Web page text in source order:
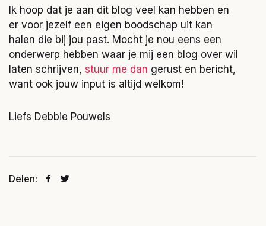
Ik hoop dat je aan dit blog veel kan hebben en
er voor jezelf een eigen boodschap uit kan
halen die bij jou past. Mocht je nou eens een
onderwerp hebben waar je mij een blog over wil
laten schrijven, stuur me dan gerust en bericht,
want ook jouw input is altijd welkom!
Liefs Debbie Pouwels
Delen: